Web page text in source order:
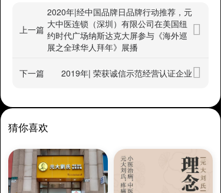
上一篇
2020年|经中国品牌日品牌行动推荐，元
大中医连锁（深圳）有限公司在美国纽
约时代广场纳斯达克大屏参与《海外巡
展之全球华人拜年》展播
下一篇 2019年| 荣获诚信示范经营认证企业
猜你喜欢